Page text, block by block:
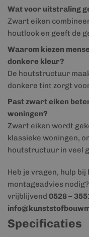
Wat voor uitstraling
Zwart eiken
houtlook en geeft de
Waarom kiezen
donkere kleur?
De houtstructuur
donkere tint zorgt
Past zwart eiken
woningen?
Zwart eiken wordt
klassieke woningen,
houtstructuur in veel
Heb je vragen, hulp
montageadvies
vrijblijvend 0528 –
Specificaties